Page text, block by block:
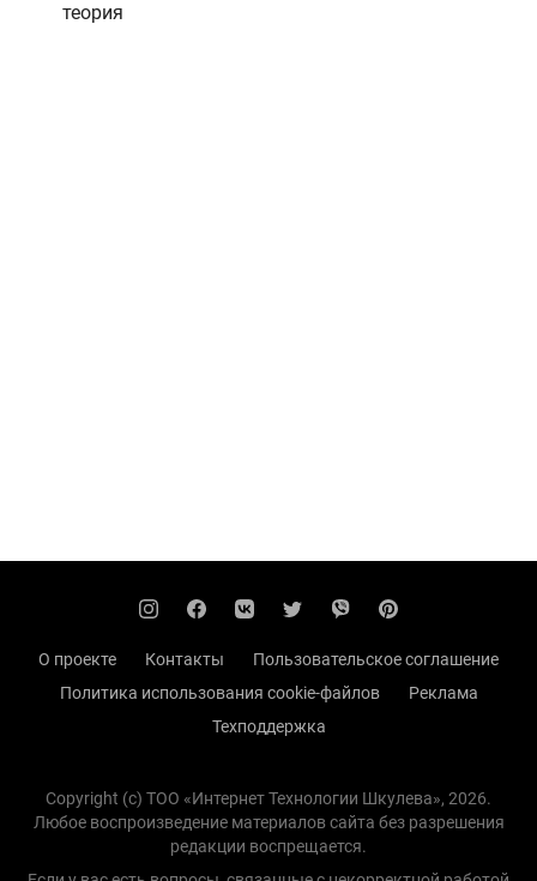
теория
О проекте Контакты
Пользовательское соглашение
Политика использования cookie-файлов
Реклама
Техподдержка
Copyright (с) TOO «Интернет Технологии Шкулева», 2026.
Любое воспроизведение материалов сайта без разрешения
редакции воспрещается.